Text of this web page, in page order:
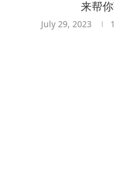
来帮
July 29, 2023